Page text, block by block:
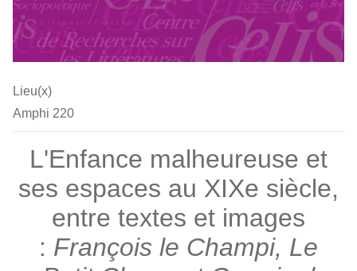
Lieu(x)
Amphi 220
L'Enfance malheureuse et
ses espaces au XIXe siècle,
entre textes et images
: François le Champi, Le